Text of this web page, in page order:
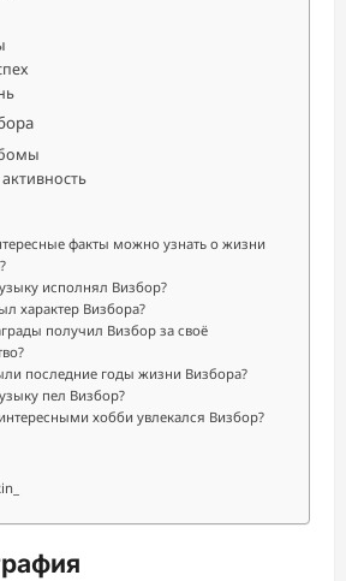
факты можно узнать о жизни
исполнял Визбор?
характер Визбора?
получил Визбор за своё
последние годы жизни Визбора?
пел Визбор?
хобби увлекался Визбор?